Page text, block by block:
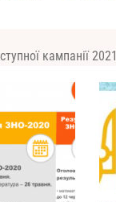
кампанії 2021